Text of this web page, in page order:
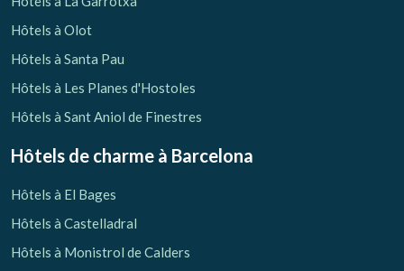
Hôtels à Olot
Hôtels à Santa Pau
Hôtels à Les Planes d'Hostoles
Hôtels à Sant Aniol de Finestres
Hôtels de charme à Barcelona
Hôtels à El Bages
Hôtels à Castelladral
Hôtels à Monistrol de Calders